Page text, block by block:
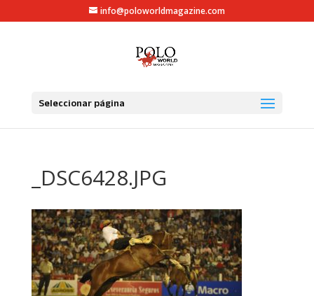
info@poloworldmagazine.com
Seleccionar página
_DSC6428.JPG